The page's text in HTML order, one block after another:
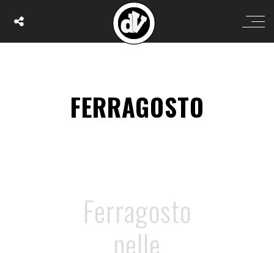
FERRAGOSTO
Ferragosto
nelle